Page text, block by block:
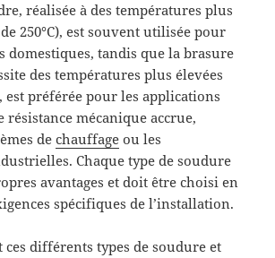
réalisée à des températures plus
250°C), est souvent utilisée pour
domestiques, tandis que la brasure
des températures plus élevées
est préférée pour les applications
résistance mécanique accrue,
dechauffage ou les
Chaque type de soudure
avantages et doit être choisi en
spécifiques de l’installation.
ces différents types de soudure et